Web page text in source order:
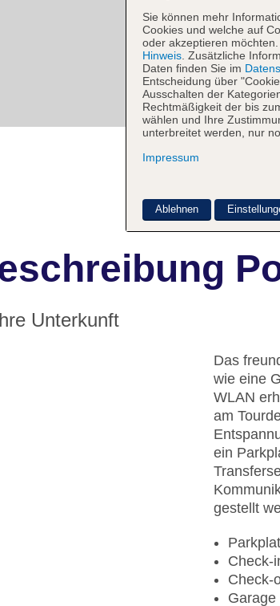
Unterkunft
Das
wie eine
WLAN
am
ein
gestellt
Check-
Check-
Garage
Sie können mehr
Cookies und welche auf
oder akzeptieren
Hinweis. Zusätzliche
Daten finden Sie im
Entscheidung über
Ausschalten der
Rechtmäßigkeit der bis
wählen und Ihre
unterbreitet werden, nur
Impressum
Ablehnen